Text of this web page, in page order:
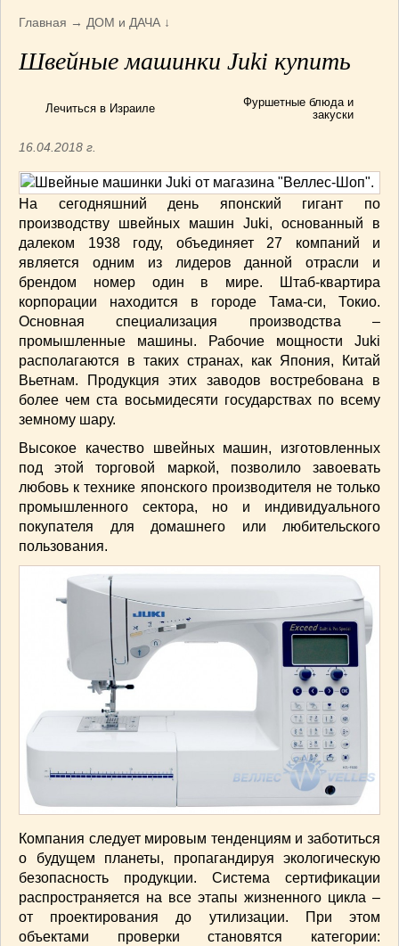
Армянская
(4)
Грузинская(10)
Ирландские блюда
Корейская
Марокканская(15)
Румынская кухня
(5)
Узбекская(14)
Швейцарская(6)
ПЕРВЫЕ БЛЮДА
(56)
ПОСТНЫЕ БЛЮДА
(52)
САЛАТИКИ
(132)
Мясные(33)
Овощные
(52)
Рыбные(18)
СОУСЫ
(6)
Блинчики (13)
(22)
Пироги(139)
Пирожные
(13)
Торты(54)
Торты без выпечки
НАПИТКИ
(26)
КРАСОТА И ЗДОРОВЬЕ (185)
САМОРАЗВИТИЕ(12)
ИНТЕРЕСНЫЕ НОВОСТИ
(272)
отдых(25)
ЛЕЧЕБНЫЕ СВОЙСТВА ПИЩЕВЫХ РАСТЕНИЙ
(56)
СЕМЬЯ(107)
ДОМ и ДАЧА
ВАШИ РЕЦЕПТЫ(3)
ДЕТСКОЕ МЕНЮ(1)
ЛАЙФХАК(23)
МОДА(102)
японская кухня (1)
Главная → ДОМ и ДАЧА ↓
Швейные машинки Juki купить
Лечиться в Израиле
Фуршетные блюда и
закуски
16.04.2018 г.
На сегодняшний день японский гигант по
производству швейных машин Juki, основанный в
далеком 1938 году, объединяет 27 компаний и
является одним из лидеров данной отрасли и
брендом номер один в мире. Штаб-квартира
корпорации находится в городе Тама-си, Токио.
Основная специализация производства –
промышленные машины. Рабочие мощности Juki
располагаются в таких странах, как Япония, Китай
Вьетнам. Продукция этих заводов востребована в
более чем ста восьмидесяти государствах по всему
земному шару.
Высокое качество швейных машин, изготовленных
под этой торговой маркой, позволило завоевать
любовь к технике японского производителя не только
промышленного сектора, но и индивидуального
покупателя для домашнего или любительского
пользования.
Компания следует мировым тенденциям и заботиться
о будущем планеты, пропагандируя экологическую
безопасность продукции. Система сертификации
распространяется на все этапы жизненного цикла –
от проектирования до утилизации. При этом
объектами проверки становятся категории: